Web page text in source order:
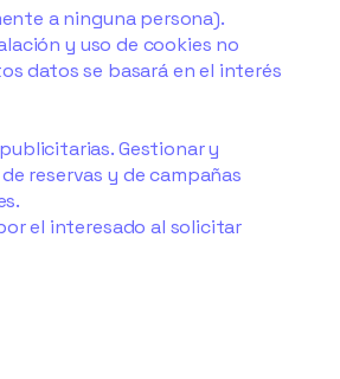
a ninguna persona).
y uso de cookies no
datos se basará en el interés
Gestionar y
reservas y de campañas
el interesado al solicitar